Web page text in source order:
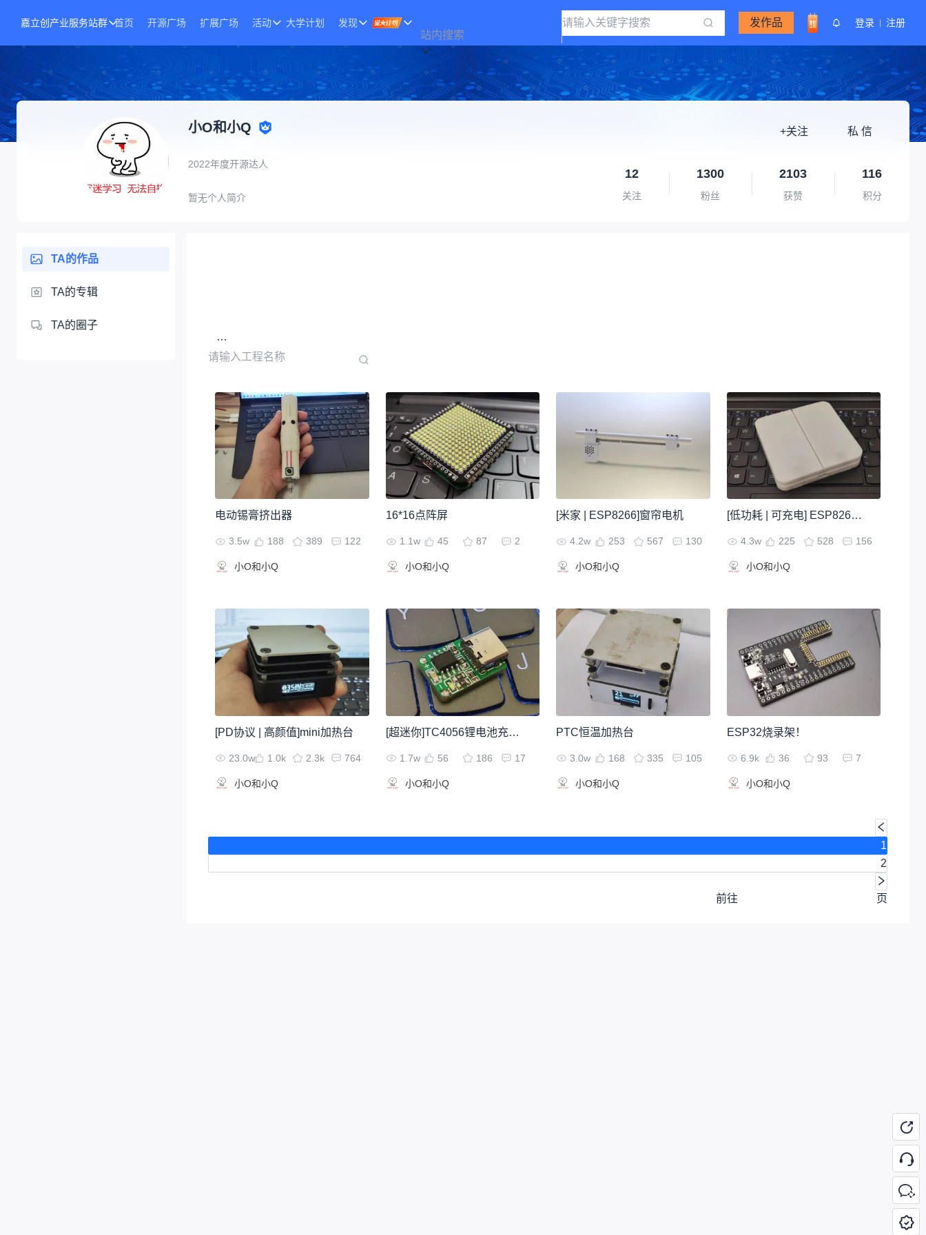
嘉立创产业服务站群 首页 开源广场 扩展广场 活动 大学计划 发现
站内搜索
发作品 登录 注册
小O和小Q
2022年度开源达人
暂无个人简介
+关注 私 信
12
关注
1300
粉丝
2103
获赞
116
积分
TA的作品
TA的专辑
TA的圈子
电动锡膏挤出器
3.5w 188 389 122
小O和小Q
16*16点阵屏
1.1w 45 87 2
小O和小Q
[米家 | ESP8266]窗帘电机
4.2w 253 567 130
小O和小Q
[低功耗 | 可充电] ESP8266无线开关
4.3w 225 528 156
小O和小Q
[PD协议 | 高颜值]mini加热台
23.0w 1.0k 2.3k 764
小O和小Q
[超迷你]TC4056锂电池充电板
1.7w 56 186 17
小O和小Q
PTC恒温加热台
3.0w 168 335 105
小O和小Q
ESP32烧录架！
6.9k 36 93 7
小O和小Q
1
2
前往 页